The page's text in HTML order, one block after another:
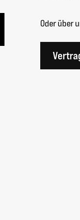
Oder über